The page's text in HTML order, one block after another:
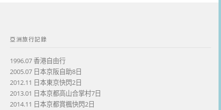
亞洲旅行記錄
1996.07 香港自由行
2005.07 日本京阪自助8日
2012.11 日本東京快閃2日
2013.01 日本京都高山合掌村7日
2014.11 日本京都賞楓快閃2日